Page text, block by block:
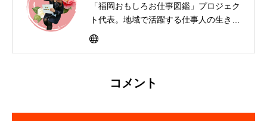
「福岡おもしろお仕事図鑑」プロジェク
ト代表。地域で活躍する仕事人の生き方
を子どもたちに届けるキャリア教育活動
コメント